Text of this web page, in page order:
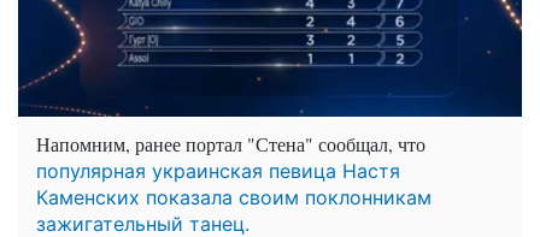
Напомним, ранее портал "Стена" сообщал, что
популярная украинская певица Настя
Каменских показала своим поклонникам
зажигательный танец.